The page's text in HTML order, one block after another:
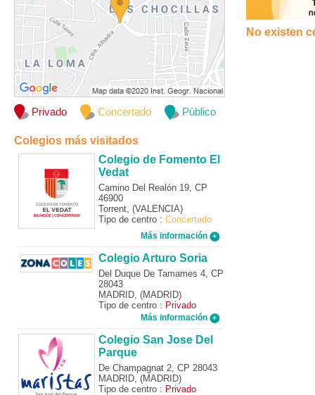
Privado Concertado Público
Colegios más visitados
Colegio de Fomento El
Vedat
Camino Del Realón 19, CP
46900
Torrent, (VALENCIA)
Tipo de centro : Concertado
Más información
Colegio Arturo Soria
Del Duque De Tamames 4, CP
28043
MADRID, (MADRID)
Tipo de centro : Privado
Más información
Colegio San Jose Del
Parque
De Champagnat 2, CP 28043
MADRID, (MADRID)
Tipo de centro : Privado
No existen